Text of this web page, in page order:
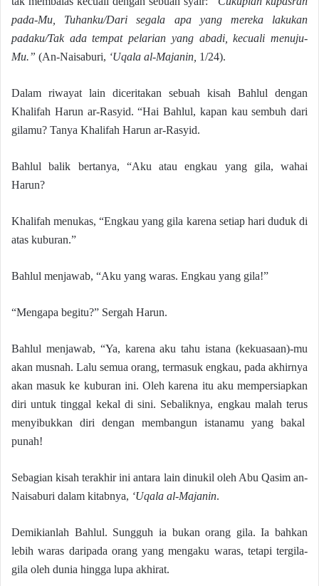
pada-Mu, Tuhanku/Dari segala apa yang mereka lakukan
padaku/Tak ada tempat pelarian yang abadi, kecuali menuju-
Mu.” (An-Naisaburi, ‘Uqala al-Majanin, 1/24).
Dalam riwayat lain diceritakan sebuah kisah Bahlul dengan
Khalifah Harun ar-Rasyid. “Hai Bahlul, kapan kau sembuh dari
gilamu? Tanya Khalifah Harun ar-Rasyid.
Bahlul balik bertanya, “Aku atau engkau yang gila, wahai
Harun?
Khalifah menukas, “Engkau yang gila karena setiap hari duduk di
atas kuburan.”
Bahlul menjawab, “Aku yang waras. Engkau yang gila!”
“Mengapa begitu?” Sergah Harun.
Bahlul menjawab, “Ya, karena aku tahu istana (kekuasaan)-mu
akan musnah. Lalu semua orang, termasuk engkau, pada akhirnya
akan masuk ke kuburan ini. Oleh karena itu aku mempersiapkan
diri untuk tinggal kekal di sini. Sebaliknya, engkau malah terus
menyibukkan diri dengan membangun istanamu yang bakal
punah!
Sebagian kisah terakhir ini antara lain dinukil oleh Abu Qasim an-
Naisaburi dalam kitabnya, ‘Uqala al-Majanin.
Demikianlah Bahlul. Sungguh ia bukan orang gila. Ia bahkan
lebih waras daripada orang yang mengaku waras, tetapi tergila-
gila oleh dunia hingga lupa akhirat.